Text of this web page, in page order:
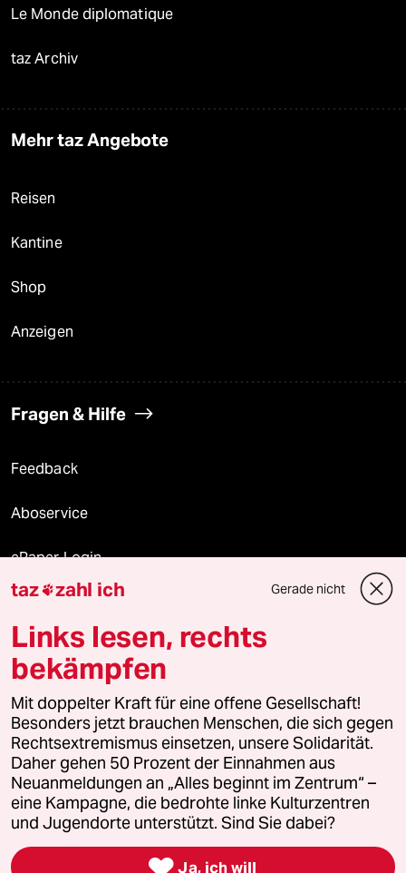
Le Monde diplomatique
taz Archiv
Mehr taz Angebote
Reisen
Kantine
Shop
Anzeigen
Fragen & Hilfe
Feedback
Aboservice
ePaper Login
Downloads für Abonnierende
© 2026 taz Verlags und Vertriebs GmbH
Alle Rechte vorbehalten. Bei rechtlichen Fragen oder für Genehmigungen
wenden Sie sich bitte an lizenzen@taz.de
Feedback Redaktionsstatut Kommune-Richtlinien
Leitlinie Informant Datenschutz Impressum AGB
Seitenwende Einwilligungen widerrufen (Ads)
taz zahl ich Gerade nicht
Links lesen, rechts
bekämpfen
Mit doppelter Kraft für eine offene Gesellschaft!
Besonders jetzt brauchen Menschen, die sich gegen
Rechtsextremismus einsetzen, unsere Solidarität.
Daher gehen 50 Prozent der Einnahmen aus
Neuanmeldungen an „Alles beginnt im Zentrum“ –
eine Kampagne, die bedrohte linke Kulturzentren
und Jugendorte unterstützt. Sind Sie dabei?
 Ja, ich will